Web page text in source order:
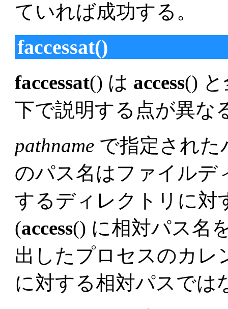
ていれば成功する。
faccessat()
faccessat() は access()
下で説明する点が異な
pathname で指定された
のパス名はファイル
するディレクトリに対
(access() に相対パス名
出したプロセスのカレ
に対する相対パスでは